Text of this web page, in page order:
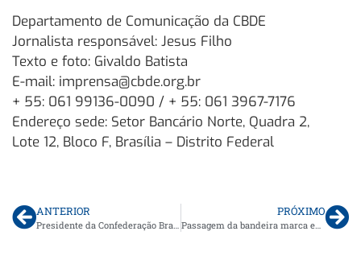
Departamento de Comunicação da CBDE
Jornalista responsável: Jesus Filho
Texto e foto: Givaldo Batista
E-mail: imprensa@cbde.org.br
+ 55: 061 99136-0090 / + 55: 061 3967-7176
Endereço sede: Setor Bancário Norte, Quadra 2,
Lote 12, Bloco F, Brasília – Distrito Federal
ANTERIOR
Presidente da Confederação Brasileira de Orientação visita sede da CBDE
PRÓXIMO
Passagem da bandeira marca encerramento dos Jogos Sul-Americanos Escolares